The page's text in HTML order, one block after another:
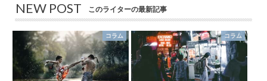
NEW POST このライターの最新記事
コラム コラム